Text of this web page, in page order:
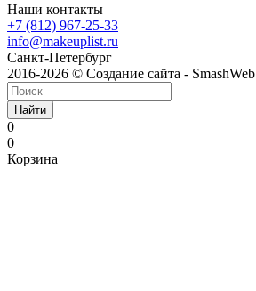
Наши контакты
+7 (812) 967-25-33
info@makeuplist.ru
Санкт-Петербург
2016-2026 © Создание сайта - SmashWeb
Найти
0
0
Корзина